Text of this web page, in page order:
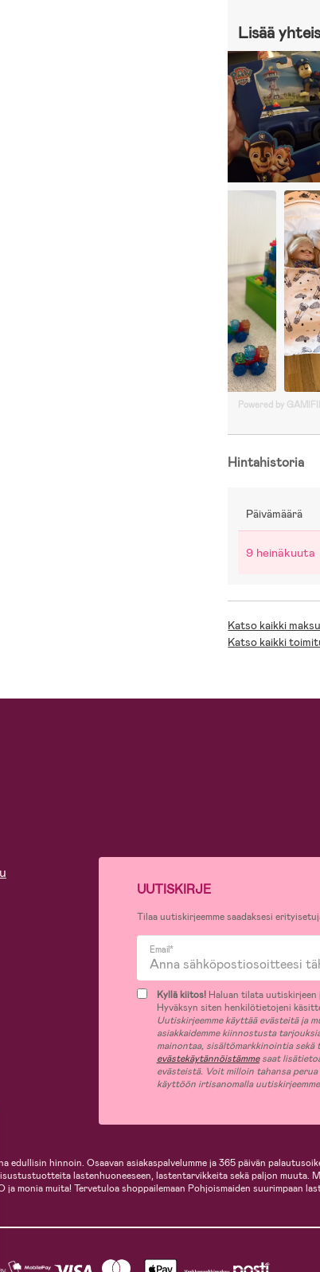
Lisää
Powered by
Hintahistoria
Päivämäärä
9 heinäkuuta
Katso kaikki
Katso kaikki
UUTISKIRJE
Tilaa uutiskirjeemme saadaksesi
Email*
Kyllä kiitos!Haluan tilata uutiskirjeen
Hyväksyn siten henkilötietojeni
Uutiskirjeemme käyttää evästeitä ja
asiakkaidemme kiinnostusta
mainontaa, sisältömarkkinointia sekä
evästekäytännöistämmesaat
evästeistä. Voit milloin tahansa
käyttöön irtisanomalla
hinnoin. Osaavan asiakaspalvelumme ja 365 päivän
lastenhuoneeseen, lastentarvikkeita sekä paljon
monia muita! Tervetuloa shoppailemaan Pohjoismaiden suurimpaan